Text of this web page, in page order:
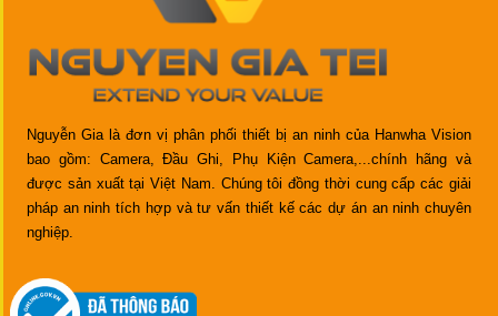
Nguyễn Gia là đơn vị phân phối thiết bị an ninh của Hanwha Vision
bao gồm: Camera, Đầu Ghi, Phụ Kiện Camera,...chính hãng và
được sản xuất tại Việt Nam. Chúng tôi đồng thời cung cấp các giải
pháp an ninh tích hợp và tư vấn thiết kế các dự án an ninh chuyên
nghiệp.